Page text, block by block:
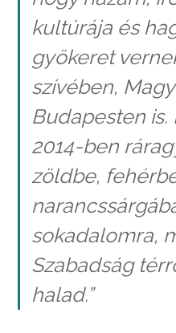
kultúrája és
gyökeret
szívében,
Budapesten
2014-ben
zöldbe,
sokadalomra,
Szabadság
halad.”